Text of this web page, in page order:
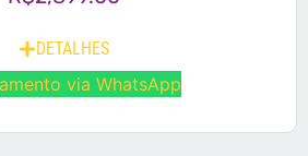
DETALHES
via WhatsApp